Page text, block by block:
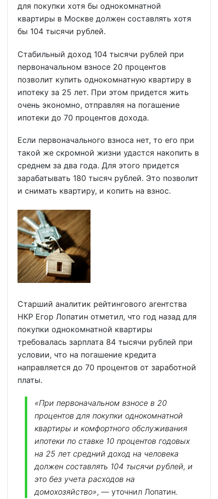
для покупки хотя бы однокомнатной
квартиры в Москве должен составлять хотя
бы 104 тысячи рублей.
Стабильный доход 104 тысячи рублей при
первоначальном взносе 20 процентов
позволит купить однокомнатную квартиру в
ипотеку за 25 лет. При этом придется жить
очень экономно, отправляя на погашение
ипотеки до 70 процентов дохода.
Если первоначального взноса нет, то его при
такой же скромной жизни удастся накопить в
среднем за два года. Для этого придется
зарабатывать 180 тысяч рублей. Это позволит
и снимать квартиру, и копить на взнос.
Старший аналитик рейтингового агентства
НКР Егор Лопатин отметил, что год назад для
покупки однокомнатной квартиры
требовалась зарплата 84 тысячи рублей при
условии, что на погашение кредита
направляется до 70 процентов от заработной
платы.
«При первоначальном взносе в 20
процентов для покупки однокомнатной
квартиры и комфортного обслуживания
ипотеки по ставке 10 процентов годовых
на 25 лет средний доход на человека
должен составлять 104 тысячи рублей, и
это без учета расходов на
домохозяйство», — уточнил Лопатин.